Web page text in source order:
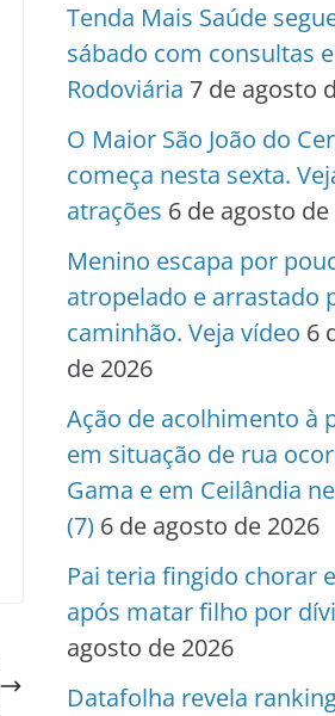
Tenda Mais Saúde
sábado com consultas
Rodoviária 7 de agosto
O Maior São João do
começa nesta sexta.
atrações 6 de agosto de
Menino escapa por
atropelado e arrastado
caminhão. Veja vídeo 6
de 2026
Ação de acolhimento à
em situação de rua
Gama e em Ceilândia
(7) 6 de agosto de 2026
Pai teria fingido chorar
após matar filho por
agosto de 2026
Datafolha revela